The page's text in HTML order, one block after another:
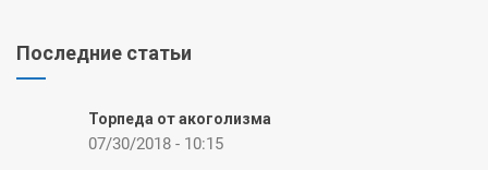
Последние статьи
Торпеда от акоголизма
07/30/2018 - 10:15